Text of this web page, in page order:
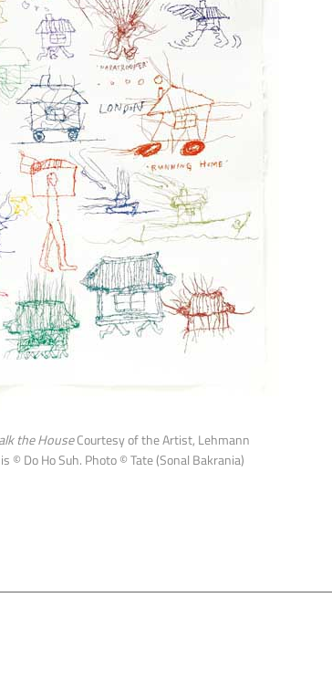
the HouseCourtesy of the Artist, Lehmann
© Do Ho Suh. Photo © Tate (Sonal Bakrania)